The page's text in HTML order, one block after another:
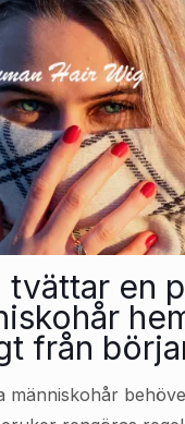
tvättar en
från
människohår